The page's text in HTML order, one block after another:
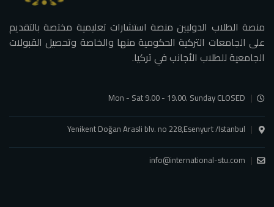
منصة الطلاب الدوليين منصة استشارات تعليمية مختصة بالتقديم
على الجامعات التركية الحكومية منها والخاصة وتحصيل القبولات
الجامعية للطلاب الأجانب في تركيا.
Mon - Sat 9.00 - 19.00. Sunday CLOSED
Yenikent Doğan Arasli blv. no 228,Esenyurt /Istanbul
info@international-stu.com